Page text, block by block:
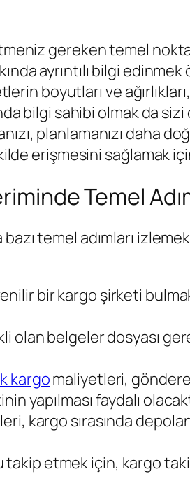
gereken temel
ayrıntılı bilgi
boyutları ve
bilgi sahibi olmak da
planlamanızı daha
erişmesini sağlamak
Temel
bazı temel adımları
bir kargo şirketi
olan belgeler dosyası
kargomaliyetleri,
yapılması faydalı
kargo sırasında
etmek için, kargo